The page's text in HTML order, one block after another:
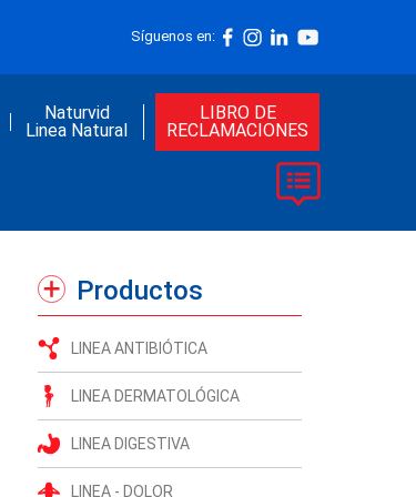
Síguenos en:
Naturvid
Linea Natural
LIBRO DE
RECLAMACIONES
Productos
LINEA ANTIBIÓTICA
LINEA DERMATOLÓGICA
LINEA DIGESTIVA
LINEA - DOLOR